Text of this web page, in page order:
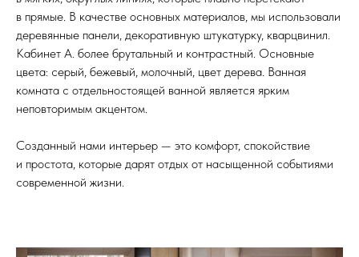
в прямые. В качестве основных материалов, мы использовали
деревянные панели, декоративную штукатурку, кварцвинил.
Кабинет А. более брутальный и контрастный. Основные
цвета: серый, бежевый, молочный, цвет дерева. Ванная
комната с отдельностоящей ванной является ярким
неповторимым акцентом.
Созданный нами интерьер — это комфорт, спокойствие
и простота, которые дарят отдых от насыщенной событиями
современной жизни.